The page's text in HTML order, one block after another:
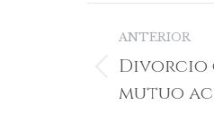
entre
ANTERIOR
anterior:
Divorcio
mutuo